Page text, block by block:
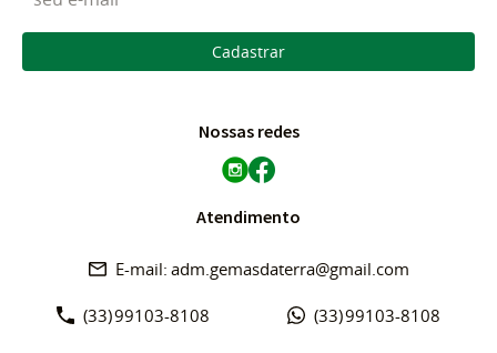
Cadastrar
Nossas redes
Atendimento
(33)99103-8108 (33)99103-8108
adm.gemasdaterra@gmail.com